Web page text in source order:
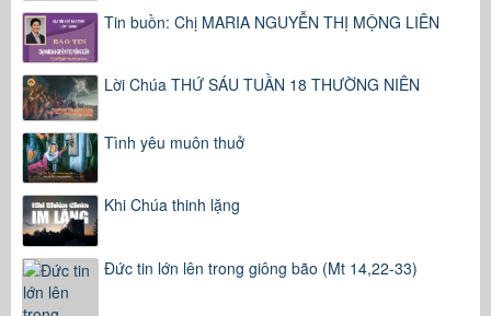
Tin buồn: Chị MARIA NGUYỄN THỊ MỘNG LIÊN
Lời Chúa THỨ SÁU TUẦN 18 THƯỜNG NIÊN
Tình yêu muôn thuở
Khi Chúa thinh lặng
Đức tin lớn lên trong giông bão (Mt 14,22-33)